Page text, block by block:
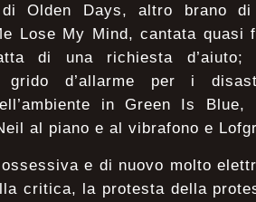
di Olden Days, altro brano
Lose My Mind, cantata quasi
di una richiesta d’aiuto;
d’allarme per i
in Green Is
al piano e al vibrafono e
e di nuovo molto
critica, la protesta della